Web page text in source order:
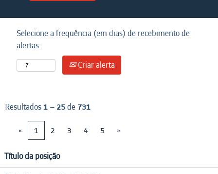
Selecione a frequência (em dias) de recebimento de
alertas:
Criar alerta
Resultados1 – 25de 731
«
1 2 3 4 5 »
Título da posição